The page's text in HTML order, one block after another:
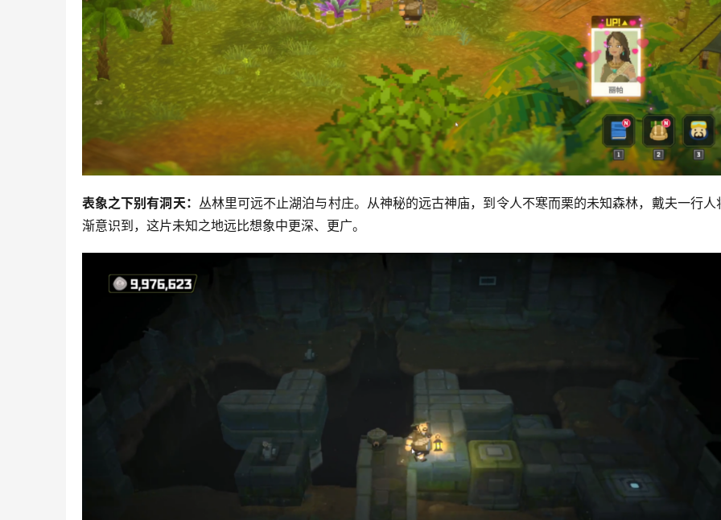
表象之下别有洞天： 丛林里可远不止湖泊与村庄。从神秘的远古神庙，到令人不寒而栗的未知森林，戴夫一行人
渐意识到，这片未知之地远比想象中更深、更广。